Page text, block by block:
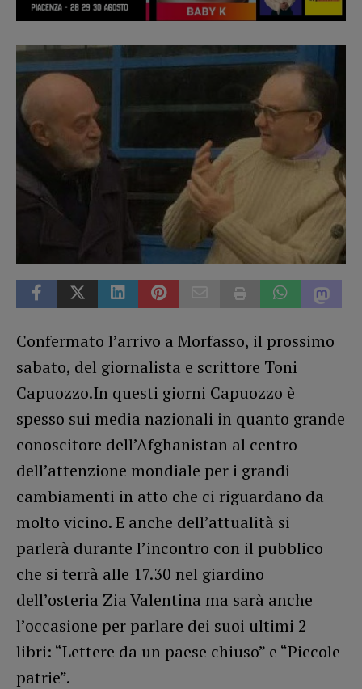
Confermato l’arrivo a Morfasso, il prossimo
sabato, del giornalista e scrittore Toni
Capuozzo.In questi giorni Capuozzo è
spesso sui media nazionali in quanto grande
conoscitore dell’Afghanistan al centro
dell’attenzione mondiale per i grandi
cambiamenti in atto che ci riguardano da
molto vicino. E anche dell’attualità si
parlerà durante l’incontro con il pubblico
che si terrà alle 17.30 nel giardino
dell’osteria Zia Valentina ma sarà anche
l’occasione per parlare dei suoi ultimi 2
libri: “Lettere da un paese chiuso” e “Piccole
patrie”.